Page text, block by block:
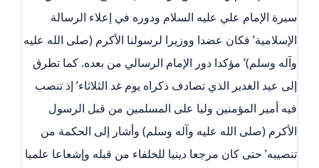
سيرة الإمام علي عليه السلام ودوره في إعلاء الرسالة
الإسلامية’ فكان عضدا ووزيرا لرسولنا الأكرم (صلى الله عليه
وآله وسلم)’ مؤكدا دور الإمام الرسالي من بعده. كما تطرق
إلى عيد الغدير الذي تصادف ذكراه يوم غد الثلاثاء’ إذ تنصب
فيه أمير المؤمنين وليا على المسلمين من قبل الرسول
الأكرم (صلى الله عليه وآله وسلم) وأشار إلى الحكمة من
تنصيبه’ حتى كان مرجعا دينيا للخلفاء من قبله وإشعاعا علميا